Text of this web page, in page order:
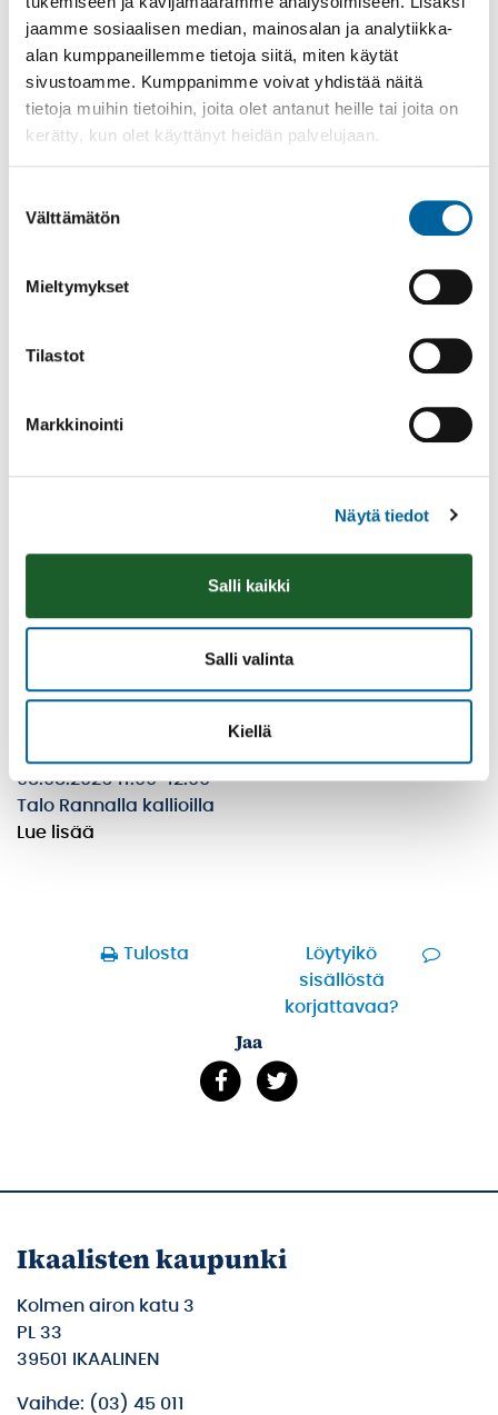
jaamme sosiaalisen median, mainosalan ja analytiikka-
alan kumppaneillemme tietoja siitä, miten käytät
sivustoamme. Kumppanimme voivat yhdistää näitä
tietoja muihin tietoihin, joita olet antanut heille tai joita on
kerätty, kun olet käyttänyt heidän palvelujaan.
valinta
Välttämätön
Mieltymykset
Tilastot
Markkinointi
Näytä tiedot
Salli kaikki
Salli valinta
Kiellä
Vatulanharjun Vestivaalit
Palinperäntie 1312
08.08.2026 11:00-12:00
Talo Rannalla kallioilla
Lue lisää
Tulosta
Löytyikö
sisällöstä
korjattavaa?
Jaa
Ikaalisten kaupunki
Kolmen airon katu 3
PL 33
39501 IKAALINEN
Vaihde: (03) 45 011